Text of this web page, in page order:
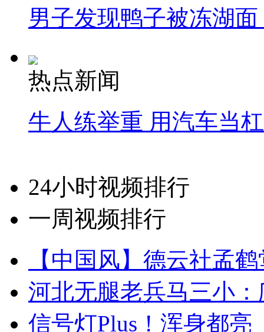
男子发现鸭子被冻湖
热点新闻
牛人练举重 用汽车当
24小时视频排行
一周视频排行
【中国风】德云社孟
河北无腿老兵马三小
信号灯Plus！浑身都亮